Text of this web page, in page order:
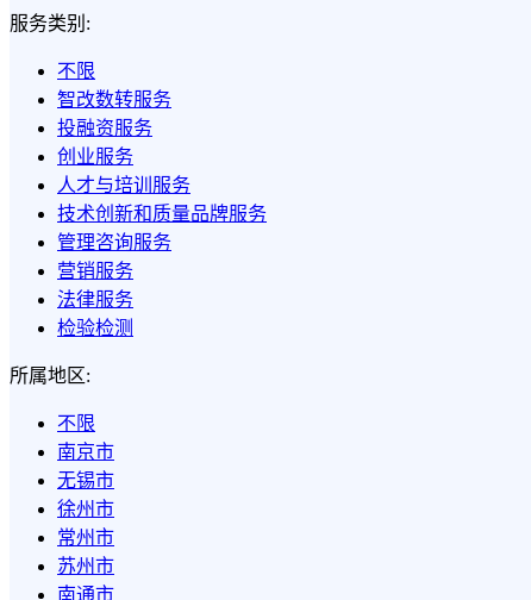
服务类别:
不限
智改数转服务
投融资服务
创业服务
人才与培训服务
技术创新和质量品牌服务
管理咨询服务
营销服务
法律服务
检验检测
所属地区:
不限
南京市
无锡市
徐州市
常州市
苏州市
南通市